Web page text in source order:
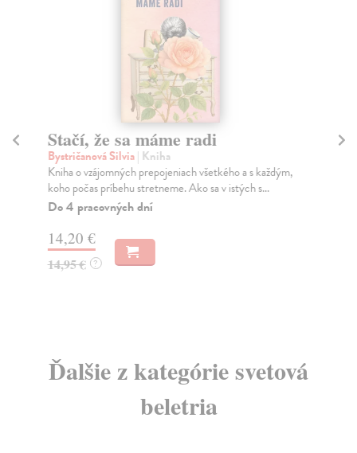
Stačí, že sa máme radi
Bystričanová Silvia| Kniha
Kniha o vzájomných prepojeniach všetkého a s každým,
koho počas príbehu stretneme. Ako sa v istých s...
Do 4 pracovných dní
14,20 €
14,95 € ?
Ďalšie z kategórie svetová
beletria